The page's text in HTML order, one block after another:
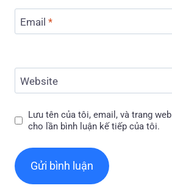
Email *
Website
Lưu tên của tôi, email, và trang
cho lần bình luận kế tiếp của tôi.